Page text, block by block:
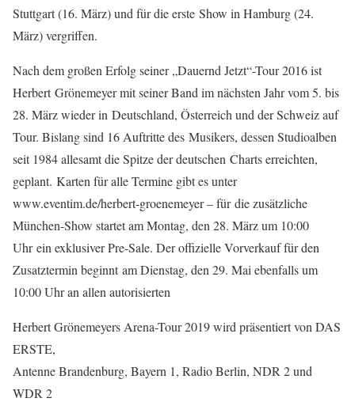
Stuttgart (16. März) und für die erste Show in Hamburg (24.
März) vergriffen.
Nach dem großen Erfolg seiner „Dauernd Jetzt“-Tour 2016 ist
HerbertGrönemeyer mit seiner Band im nächsten Jahr vom 5. bis
28. März wieder in Deutschland, Österreich und der Schweiz auf
Tour. Bislang sind 16 Auftritte des Musikers, dessen Studioalben
seit 1984 allesamt die Spitze der deutschen Charts erreichten,
geplant. Karten für alle Termine gibt es unter
www.eventim.de/herbert-groenemeyer – fürdie zusätzliche
München-Show startet am Montag, den 28. März um 10:00
Uhrein exklusiver Pre-Sale. Der offizielle Vorverkauf für den
Zusatztermin beginntam Dienstag, den 29. Mai ebenfalls um
10:00 Uhr an allen autorisierten
Herbert Grönemeyers Arena-Tour 2019 wird präsentiert von DAS
ERSTE,
Antenne Brandenburg, Bayern 1, Radio Berlin, NDR 2 und
WDR 2